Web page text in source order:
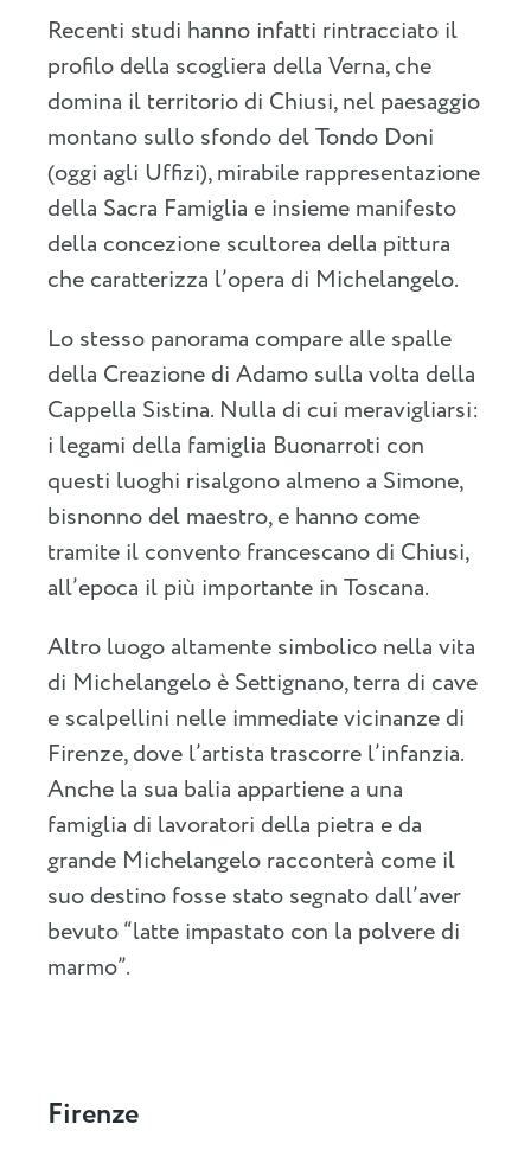
Recenti studi hanno infatti rintracciato il
profilo della scogliera della Verna, che
domina il territorio di Chiusi, nel paesaggio
montano sullo sfondo del Tondo Doni
(oggi agli Uffizi), mirabile rappresentazione
della Sacra Famiglia e insieme manifesto
della concezione scultorea della pittura
che caratterizza l’opera di Michelangelo.
Lo stesso panorama compare alle spalle
della Creazione di Adamo sulla volta della
Cappella Sistina. Nulla di cui meravigliarsi:
i legami della famiglia Buonarroti con
questi luoghi risalgono almeno a Simone,
bisnonno del maestro, e hanno come
tramite il convento francescano di Chiusi,
all’epoca il più importante in Toscana.
Altro luogo altamente simbolico nella vita
di Michelangelo è Settignano, terra di cave
e scalpellini nelle immediate vicinanze di
Firenze, dove l’artista trascorre l’infanzia.
Anche la sua balia appartiene a una
famiglia di lavoratori della pietra e da
grande Michelangelo racconterà come il
suo destino fosse stato segnato dall’aver
bevuto “latte impastato con la polvere di
marmo”.
Firenze